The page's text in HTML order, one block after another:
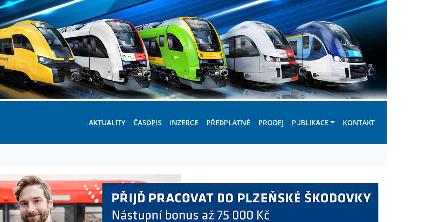
AKTUALITY ČASOPIS INZERCE PŘEDPLATNÉ PRODEJ PUBLIKACE KONTAKT